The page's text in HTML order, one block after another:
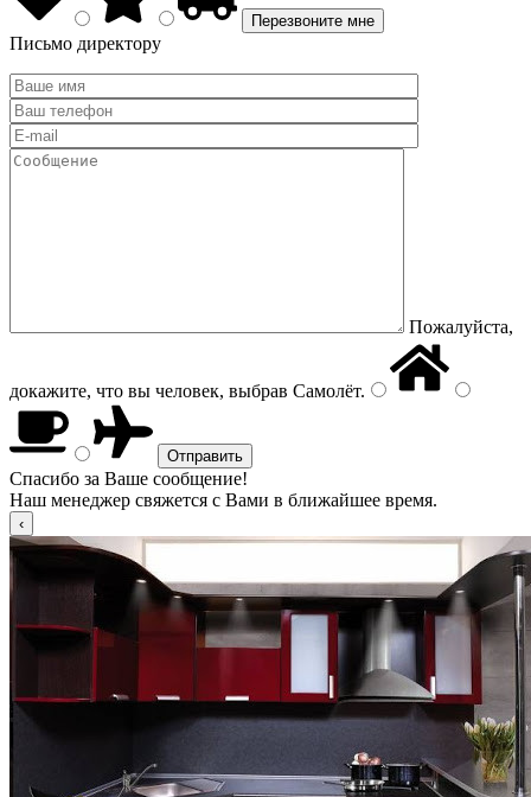
Письмо директору
Пожалуйста,
докажите, что вы человек, выбрав Самолёт.
Спасибо за Ваше сообщение!
Наш менеджер свяжется с Вами в ближайшее время.